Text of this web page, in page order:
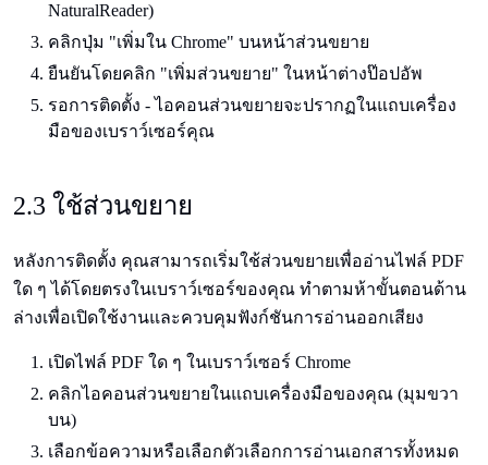
NaturalReader)
คลิกปุ่ม "เพิ่มใน Chrome" บนหน้าส่วนขยาย
ยืนยันโดยคลิก "เพิ่มส่วนขยาย" ในหน้าต่างป๊อปอัพ
รอการติดตั้ง - ไอคอนส่วนขยายจะปรากฏในแถบเครื่อง
มือของเบราว์เซอร์คุณ
2.3 ใช้ส่วนขยาย
หลังการติดตั้ง คุณสามารถเริ่มใช้ส่วนขยายเพื่ออ่านไฟล์ PDF
ใด ๆ ได้โดยตรงในเบราว์เซอร์ของคุณ ทำตามห้าขั้นตอนด้าน
ล่างเพื่อเปิดใช้งานและควบคุมฟังก์ชันการอ่านออกเสียง
เปิดไฟล์ PDF ใด ๆ ในเบราว์เซอร์ Chrome
คลิกไอคอนส่วนขยายในแถบเครื่องมือของคุณ (มุมขวา
บน)
เลือกข้อความหรือเลือกตัวเลือกการอ่านเอกสารทั้งหมด